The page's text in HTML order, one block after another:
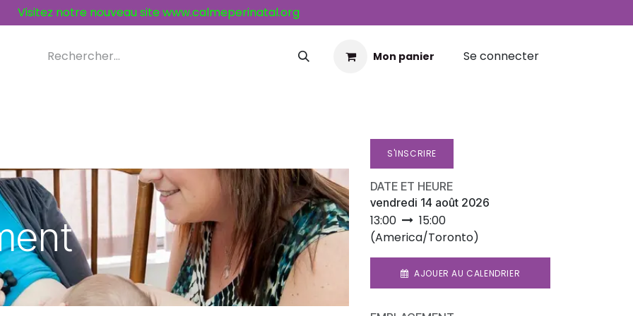
Visitez notre nouveau site www.calmeperinatal.org
Mon panier Se connecter
S'INSCRIRE
DATE ET HEURE
vendredi 14 août 2026
13:00
15:00
(America/Toronto)
AJOUER AU CALENDRIER